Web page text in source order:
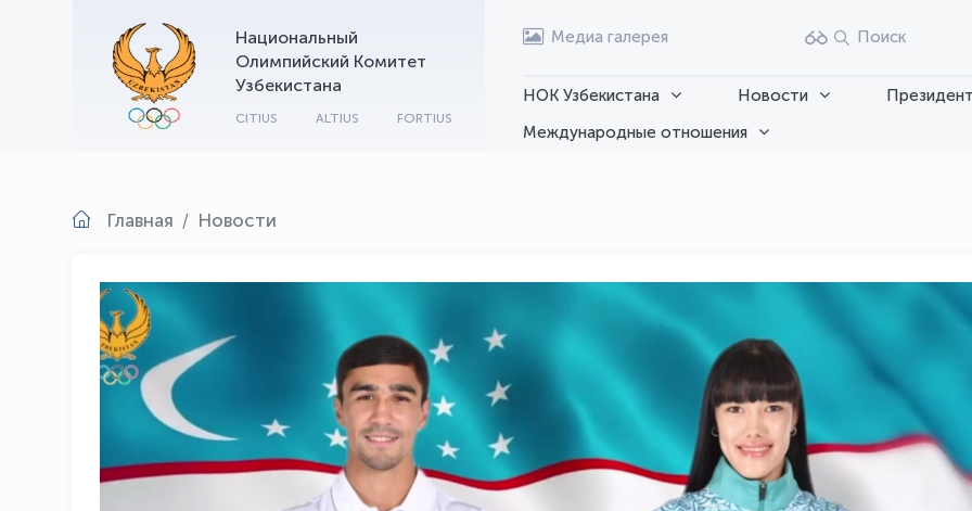
Национальный
Олимпийский Комитет
Узбекистана
CITIUS ALTIUS FORTIUS
Медиа галерея Поиск
НОК Узбекистана Новости
Международные отношения
Главная Новости